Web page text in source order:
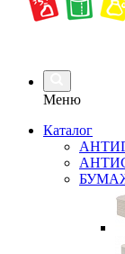
Меню
Каталог